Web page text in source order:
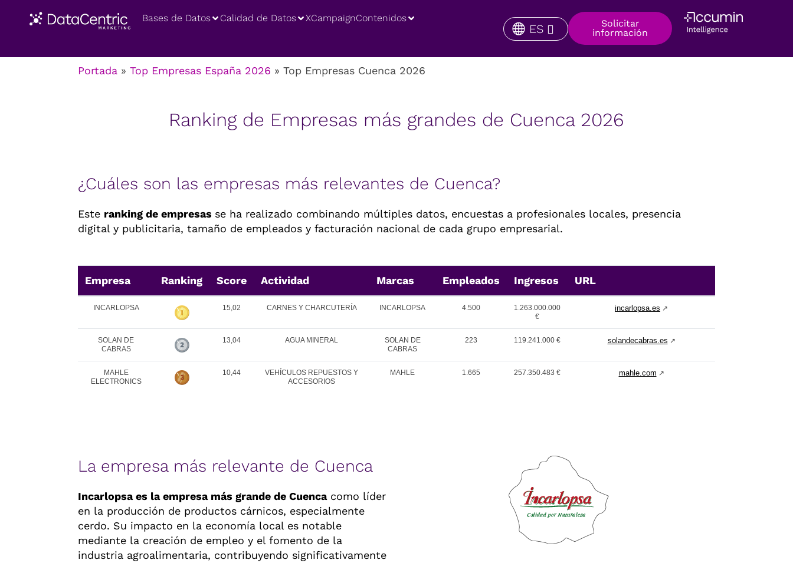
Bases de Datos Calidad de Datos XCampaignContenidos
ES
Solicitar
información
Portada » Top Empresas España 2026 » Top Empresas Cuenca 2026
Ranking de Empresas más grandes de Cuenca 2026
¿Cuáles son las empresas más relevantes de Cuenca?
Este ranking de empresas se ha realizado combinando múltiples datos, encuestas a profesionales locales, presencia
digital y publicitaria, tamaño de empleados y facturación nacional de cada grupo empresarial.
Empresa Ranking Score Actividad Marcas Empleados Ingresos URL
INCARLOPSA 15,02 CARNES Y CHARCUTERÍA INCARLOPSA 4.500
1.263.000.000
€
incarlopsa.es ↗
SOLAN DE
CABRAS
13,04 AGUA MINERAL
SOLAN DE
CABRAS
223 119.241.000 € solandecabras.es ↗
MAHLE
ELECTRONICS
10,44
VEHÍCULOS REPUESTOS Y
ACCESORIOS
MAHLE 1.665 257.350.483 € mahle.com ↗
La empresa más relevante de Cuenca
Incarlopsa es la empresa más grande de Cuencacomo líder
en la producción de productos cárnicos, especialmente
cerdo. Su impacto en la economía local es notable
mediante la creación de empleo y el fomento de la
industria agroalimentaria, contribuyendo significativamente